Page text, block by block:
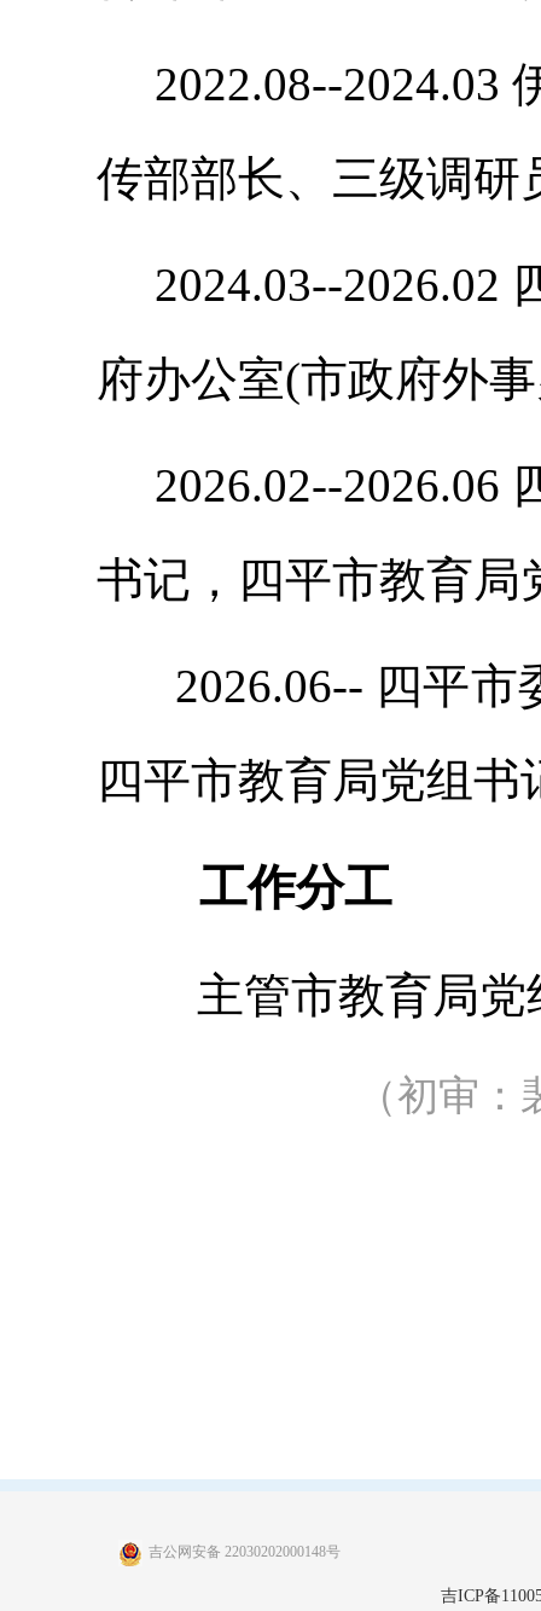
2022.08--2024.03
传部部长、三级调研
2024.03--2026.02
府办公室(市政府外
2026.02--2026.06
书记，四平市教育局
2026.06-- 四平市
四平市教育局党组书
工作分工
主管市教育局党
（初审
吉公网安备 22030202000148号
吉ICP备